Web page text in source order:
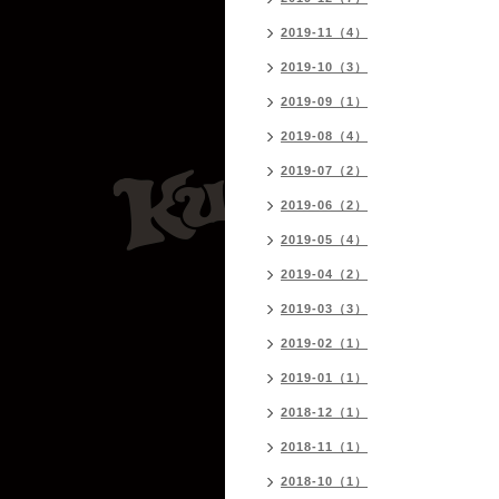
2019-11（4）
2019-10（3）
2019-09（1）
2019-08（4）
2019-07（2）
2019-06（2）
2019-05（4）
2019-04（2）
2019-03（3）
2019-02（1）
2019-01（1）
2018-12（1）
2018-11（1）
2018-10（1）